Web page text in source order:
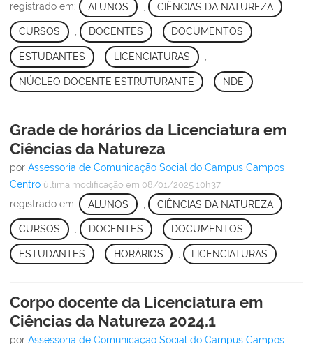
registrado em: ALUNOS CIÊNCIAS DA NATUREZA
CURSOS , DOCENTES , DOCUMENTOS ,
ESTUDANTES LICENCIATURAS
NÚCLEO DOCENTE ESTRUTURANTE NDE
Grade de horários da Licenciatura em
Ciências da Natureza
por Assessoria de Comunicação Social do Campus Campos
Centro última modificação em 08/01/2025 10h37
registrado em: ALUNOS CIÊNCIAS DA NATUREZA
CURSOS , DOCENTES , DOCUMENTOS ,
ESTUDANTES HORÁRIOS LICENCIATURAS
Corpo docente da Licenciatura em
Ciências da Natureza 2024.1
por Assessoria de Comunicação Social do Campus Campos